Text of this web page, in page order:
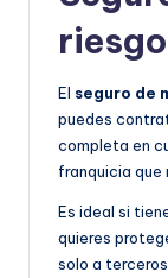
El seguro de
puedes
completa en
franquicia que
Es ideal si
quieres
solo a